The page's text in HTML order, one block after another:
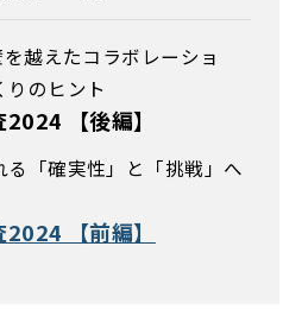
を越えたコラボレーショ
りのヒント
【後編】
「確実性」と「挑戦」へ
【前編】